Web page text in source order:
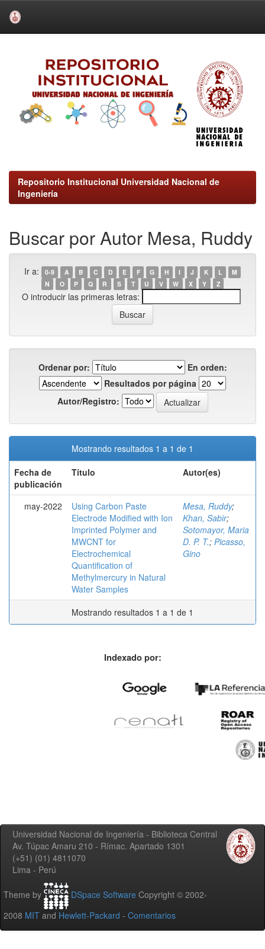
Repositorio Institucional Universidad Nacional de
Ingeniería
Buscar por Autor Mesa, Ruddy
Ir a: 0-9 A B C D E F G H I J K L
M
N
O P Q R S T U V W X Y Z
O introducir las primeras letras:
Ordenar por:
En orden:
Resultados por página
Autor/Registro:
Mostrando resultados 1 a 1 de 1
Fecha de
publicación
Título Autor(es)
may-2022
Using Carbon Paste
Electrode Modified with Ion
Imprinted Polymer and
MWCNT for
Electrochemical
Quantification of
Methylmercury in Natural
Water Samples
Mesa, Ruddy;
Khan, Sabir;
Sotomayor, Maria
D. P. T.; Picasso,
Gino
Mostrando resultados 1 a 1 de 1
Indexado por:
Universidad Nacional de Ingeniería - Biblioteca Central
Av. Túpac Amaru 210 - Rímac. Apartado 1301
(+51) (01) 4811070
Lima - Perú
Theme by DSpace Software Copyright © 2002-
2008 MIT and Hewlett-Packard - Comentarios